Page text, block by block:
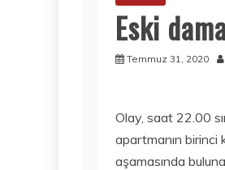
Eski
Temmuz 31, 2020
Olay, saat 22.00
apartmanın birinci
aşamasında